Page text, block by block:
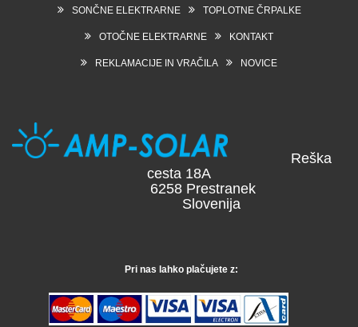
SONČNE ELEKTRARNE TOPLOTNE ČRPALKE
OTOČNE ELEKTRARNE KONTAKT
REKLAMACIJE IN VRAČILA NOVICE
Reška
cesta 18A
6258 Prestranek
Slovenija
Pri nas lahko plačujete z: